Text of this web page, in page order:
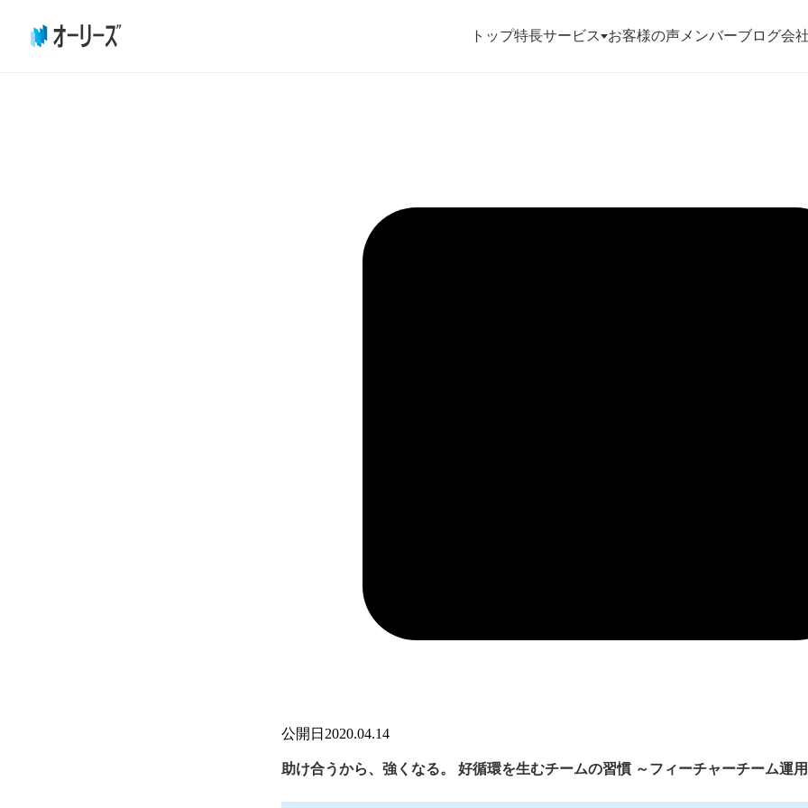
トップ特長サービス お客様の声 メンバーブログ会
公開日 2020.04.14
助け合うから、強くなる。 好循環を生むチームの習慣 ～フィーチャーチーム運